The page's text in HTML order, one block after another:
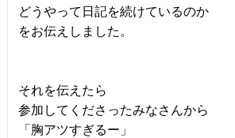
どうやって日記を続けているのか
をお伝えしました。
それを伝えたら
参加してくださったみなさんから
「胸アツすぎるー」